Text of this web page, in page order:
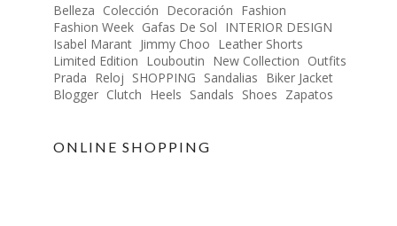
Belleza Colección Decoración Fashion
Fashion Week Gafas De Sol INTERIOR DESIGN
Isabel Marant Jimmy Choo Leather Shorts
Limited Edition Louboutin New Collection Outfits
Prada Reloj SHOPPING Sandalias Biker Jacket
Blogger Clutch Heels Sandals Shoes Zapatos
ONLINE SHOPPING